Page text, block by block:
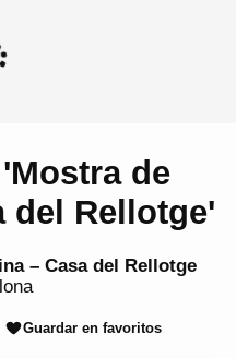
de
del Rellotge'
– Casa del Rellotge
Guardar en favoritos